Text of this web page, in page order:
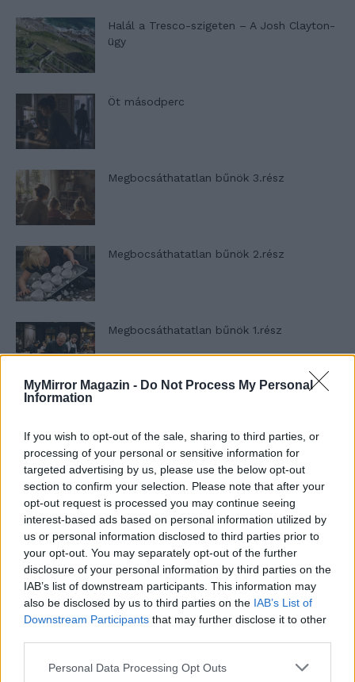
MyMirror Magazin - Do Not Process My Personal
Information
If you wish to opt-out of the sale, sharing to third parties, or
processing of your personal or sensitive information for
targeted advertising by us, please use the below opt-out
section to confirm your selection. Please note that after your
opt-out request is processed you may continue seeing
interest-based ads based on personal information utilized by
us or personal information disclosed to third parties prior to
your opt-out. You may separately opt-out of the further
disclosure of your personal information by third parties on the
IAB’s list of downstream participants. This information may
also be disclosed by us to third parties on the IAB’s List of
Downstream Participants that may further disclose it to other
Personal Data Processing Opt Outs
Halál a Tresco-szigeten – A Josh Clayton-
ügy
Öt másodperc
Megbocsáthatatlan bűnök 3.rész
Megbocsáthatatlan bűnök 2.rész
Megbocsáthatatlan bűnök 1.rész
Minka 12. rész
Minka 11. rész